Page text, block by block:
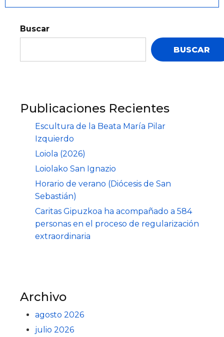
Buscar
BUSCAR
Publicaciones Recientes
Escultura de la Beata María Pilar
Izquierdo
Loiola (2026)
Loiolako San Ignazio
Horario de verano (Diócesis de San
Sebastián)
Caritas Gipuzkoa ha acompañado a 584
personas en el proceso de regularización
extraordinaria
Archivo
agosto 2026
julio 2026